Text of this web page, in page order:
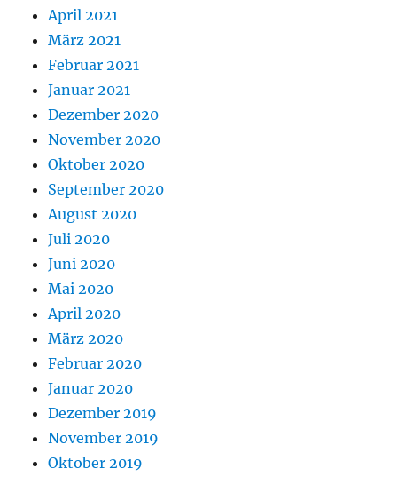
April 2021
März 2021
Februar 2021
Januar 2021
Dezember 2020
November 2020
Oktober 2020
September 2020
August 2020
Juli 2020
Juni 2020
Mai 2020
April 2020
März 2020
Februar 2020
Januar 2020
Dezember 2019
November 2019
Oktober 2019